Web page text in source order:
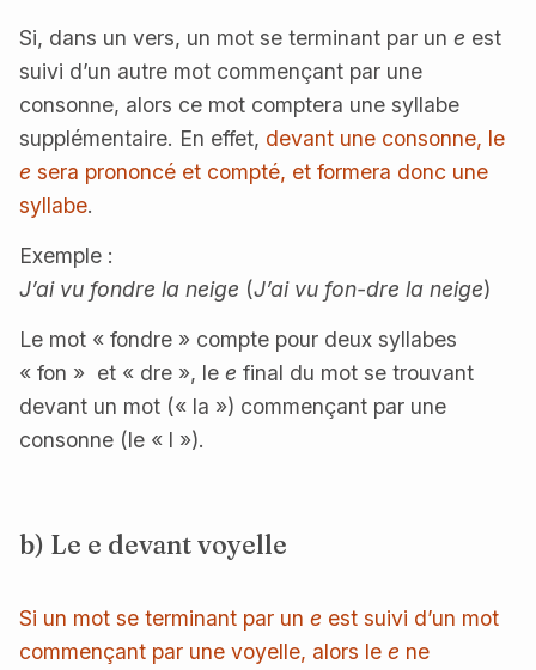
Si, dans un vers, un mot se terminant par un e est
suivi d’un autre mot commençant par une
consonne, alors ce mot comptera une syllabe
supplémentaire. En effet, devant une consonne, le
e sera prononcé et compté, et formera donc une
syllabe.
Exemple :
J’ai vu fondre la neige (J’ai vu fon-dre la neige)
Le mot « fondre » compte pour deux syllabes
« fon » et « dre », le e final du mot se trouvant
devant un mot (« la ») commençant par une
consonne (le « l »).
b) Le e devant voyelle
Si un mot se terminant par un e est suivi d’un mot
commençant par une voyelle, alors le e ne